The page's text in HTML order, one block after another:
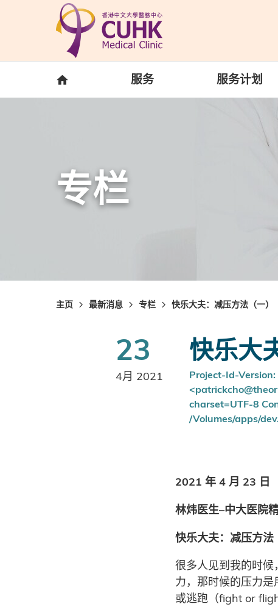
Skip to main content
主页 服务 服务计划
专栏
主页 最新消息 专栏 快乐大夫：减压方法（一）
23
4月 2021
快乐大
Project-Id-
charset=UTF-8
/Volumes/apps/
2021 年 4 月 23 日
林炜医生–中大医院
快乐大夫：减压方法
很多人见到我的时
力，那时候的压力
或逃跑（fight or